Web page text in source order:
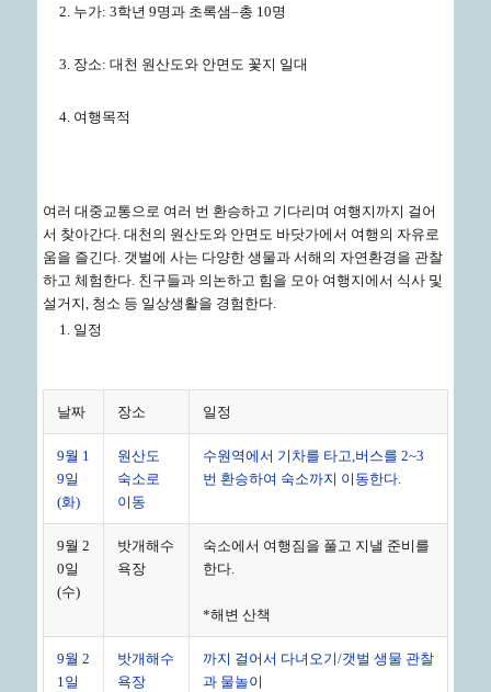
누가: 3학년 9명과 초록샘–총 10명
장소: 대천 원산도와 안면도 꽃지 일대
여행목적
여러 대중교통으로 여러 번 환승하고 기다리며 여행지까지 걸어
서 찾아간다. 대천의 원산도와 안면도 바닷가에서 여행의 자유로
움을 즐긴다. 갯벌에 사는 다양한 생물과 서해의 자연환경을 관찰
하고 체험한다. 친구들과 의논하고 힘을 모아 여행지에서 식사 및
설거지, 청소 등 일상생활을 경험한다.
일정
날짜 장소 일정
9월 1
9일
(화)
원산도
숙소로
이동
수원역에서 기차를 타고,버스를 2~3
번 환승하여 숙소까지 이동한다.
9월 2
0일
(수)
밧개해수
욕장
숙소에서 여행짐을 풀고 지낼 준비를
한다.
*해변 산책
9월 2
1일
밧개해수
욕장
까지 걸어서 다녀오기/갯벌 생물 관찰
과 물놀이